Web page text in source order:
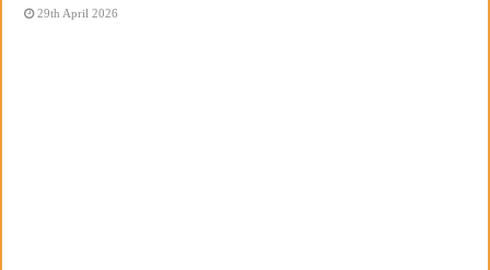
29th April 2026